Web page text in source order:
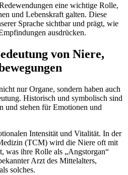
eine wichtige Rolle,
und Lebenskraft galten. Diese
Sprache sichtbar und prägt, wie
ausdrücken.
von Niere,
nur Organe, sondern haben auch
Historisch und symbolisch sind
und stehen für Emotionen und
Intensität und Vitalität. In der
(TCM) wird die Niere oft mit
was ihre Rolle als „Angstorgan“
Arzt des Mittelalters,
solches.